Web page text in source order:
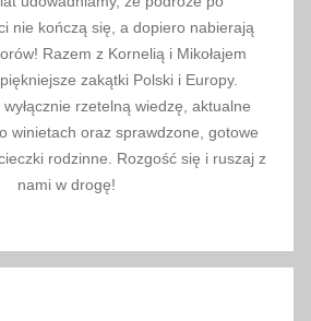
nie kończą się, a dopiero nabierają
Razem z Kornelią i Mikołajem
zakątki Polski i Europy.
rzetelną wiedzę, aktualne
winietach oraz sprawdzone, gotowe
rodzinne. Rozgość się i ruszaj z
nami w drogę!